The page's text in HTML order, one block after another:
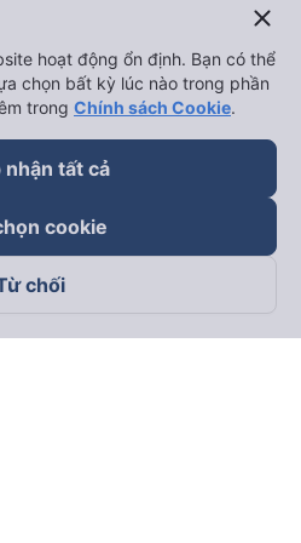
close
hoạt động ổn định. Bạn có thể
chọn bất kỳ lúc nào trong phần
trong Chính sách Cookie.
nhận tất cả
cookie
chối